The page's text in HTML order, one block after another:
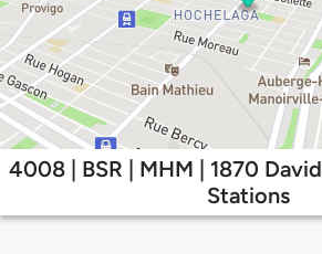
4008 | BSR | MHM | 1870
Stations